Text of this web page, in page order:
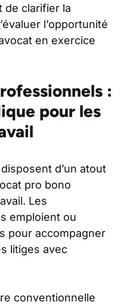
de clarifier la
l’opportunité
en exercice
:
pour les
disposent d’un atout
pro bono
Les
emploient ou
pour accompagner
litiges avec
conventionnelle